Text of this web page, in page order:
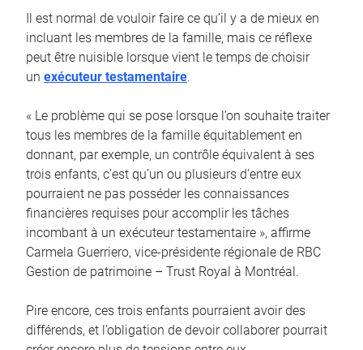
Il est normal de vouloir faire ce qu’il y a de mieux en
incluant les membres de la famille, mais ce réflexe
peut être nuisible lorsque vient le temps de choisir
un exécuteur testamentaire.
« Le problème qui se pose lorsque l’on souhaite traiter
tous les membres de la famille équitablement en
donnant, par exemple, un contrôle équivalent à ses
trois enfants, c’est qu’un ou plusieurs d’entre eux
pourraient ne pas posséder les connaissances
financières requises pour accomplir les tâches
incombant à un exécuteur testamentaire », affirme
Carmela Guerriero, vice-présidente régionale de RBC
Gestion de patrimoine – Trust Royal à Montréal.
Pire encore, ces trois enfants pourraient avoir des
différends, et l’obligation de devoir collaborer pourrait